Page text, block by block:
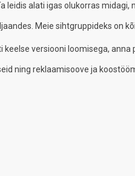
alati igas olukorras midagi,
Meie sihtgruppideks on
versiooni loomisega, anna
ning reklaamisoove ja